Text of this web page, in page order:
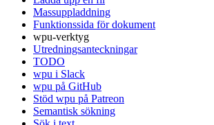
Massuppladdning
Funktionssida för dokument
wpu-verktyg
Utredningsanteckningar
TODO
wpu i Slack
wpu på GitHub
Stöd wpu på Patreon
Semantisk sökning